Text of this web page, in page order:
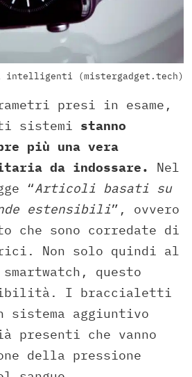
(mistergadget.tech)
presi in esame,
sistemi
stanno
più una vera
da indossare.
Nel
“Articoli basati su
estensibili”, ovvero
che sono corredate di
Non solo quindi al
questo
I braccialetti
sistema aggiuntivo
presenti che vanno
della pressione